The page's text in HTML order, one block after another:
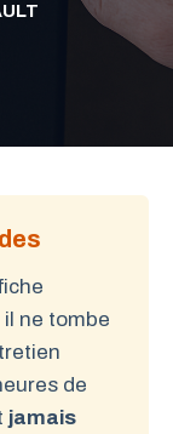
il ne tombe
de
jamais